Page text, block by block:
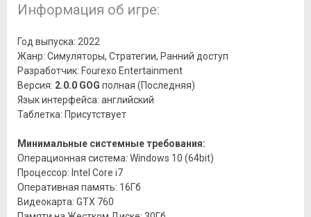
Информация об игре:
Год выпуска: 2022
Жанр: Симуляторы, Стратегии, Ранний доступ
Разработчик: Fourexo Entertainment
Версия: 2.0.0 GOG полная (Последняя)
Язык интерфейса: английский
Таблетка: Присутствует
Минимальные системные требования:
Операционная система: Windows 10 (64bit)
Процессор: Intel Core i7
Оперативная память: 16Гб
Видеокарта: GTX 760